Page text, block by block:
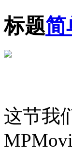
标题简
这节我